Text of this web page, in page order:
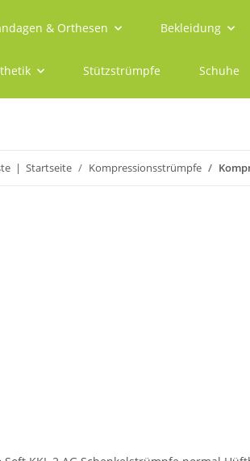
& Orthesen Bekleidung
Stützstrümpfe Schuhe
Startseite Kompressionsstrümpfe